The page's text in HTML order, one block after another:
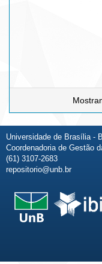
Universidade de Brasília -
Coordenadoria de Gestão
(61) 3107-2683
repositorio@unb.br